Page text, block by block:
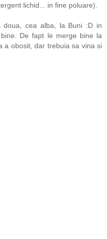
lichid... in fine poluare).
cea alba, la Buni :D in
De fapt le merge bine la
a obosit, dar trebuia sa vina si